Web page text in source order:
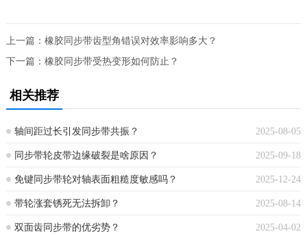
上一篇： 橡胶同步带齿型角错误对效率影响多大？
下一篇： 橡胶同步带受热变形如何防止？
相关推荐
2025-08-05
轴间距过长引发同步带共振？
2025-09-18
同步带轮皮带边缘破裂是啥原因？
2025-12-24
免键同步带轮对轴表面粗糙度敏感吗？
2025-08-14
带轮涨套锈死无法拆卸？
2025-04-02
双面齿同步带的优劣势？